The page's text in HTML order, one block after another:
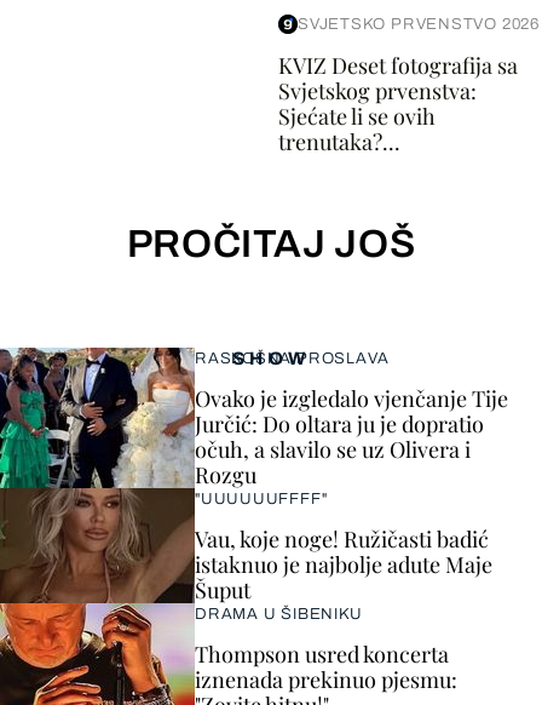
SVJETSKO PRVENSTVO 2026
KVIZ Deset fotografija sa
Svjetskog prvenstva:
Sjećate li se ovih
trenutaka?...
PROČITAJ JOŠ
SHOW
RASKOŠNA PROSLAVA
Ovako je izgledalo vjenčanje Tije
Jurčić: Do oltara ju je dopratio
očuh, a slavilo se uz Olivera i
Rozgu
"UUUUUUFFFF"
Vau, koje noge! Ružičasti badić
istaknuo je najbolje adute Maje
Šuput
DRAMA U ŠIBENIKU
Thompson usred koncerta
iznenada prekinuo pjesmu: